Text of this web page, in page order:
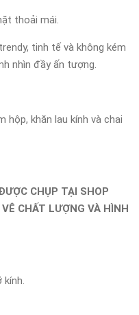
thoải mái.
tinh tế và không kém
nhìn đầy ấn tượng.
hộp, khăn lau kính và chai
CHỤP TẠI SHOP
CHẤT LƯỢNG VÀ HÌNH